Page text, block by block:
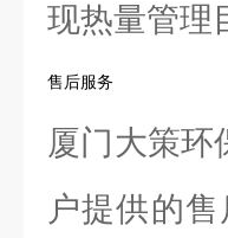
现热量管理
售后服务
厦门大策环
户提供的